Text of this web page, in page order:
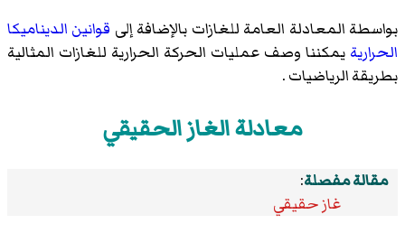
بواسطة المعادلة العامة للغازات بالإضافة إلى قوانين الديناميكا
الحرارية يمكننا وصف عمليات الحركة الحرارية للغازات المثالية
بطريقة الرياضيات .
معادلة الغاز الحقيقي
مقالة مفصلة:
غاز حقيقي